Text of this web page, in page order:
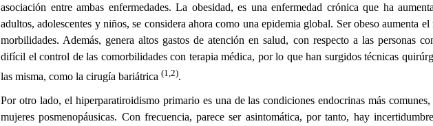
asociación entre ambas enfermedades. La obesidad, es una enfermedad crónica que ha
adultos, adolescentes y niños, se considera ahora como una epidemia global. Ser obeso aumenta
morbilidades. Además, genera altos gastos de atención en salud, con respecto a las personas
difícil el control de las comorbilidades con terapia médica, por lo que han surgidos técnicas
las misma, como la cirugía bariátrica (1,2).
Por otro lado, el hiperparatiroidismo primario es una de las condiciones endocrinas más
mujeres posmenopáusicas. Con frecuencia, parece ser asintomática, por tanto, hay